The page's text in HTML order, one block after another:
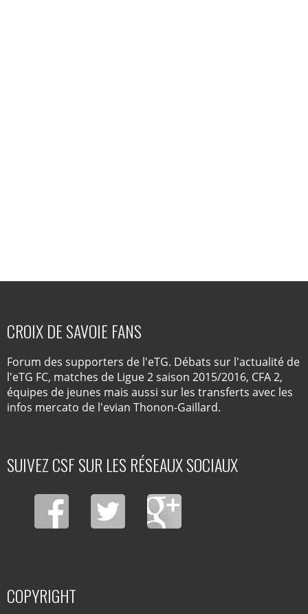
CROIX DE SAVOIE FANS
Forum des supporters de l'eTG. Débats sur l'actualité de
l'eTG FC, matches de Ligue 2 saison 2015/2016, CFA 2,
équipes de jeunes mais aussi sur les transferts avec les
infos mercato de l'evian Thonon-Gaillard.
SUIVEZ CSF SUR LES RÉSEAUX SOCIAUX
COPYRIGHT